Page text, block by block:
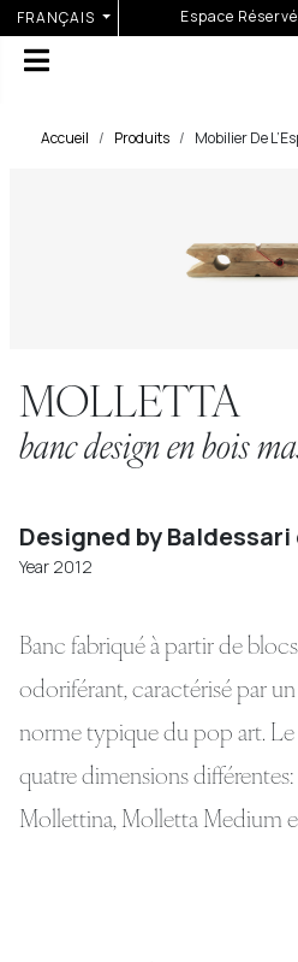
Sélectionnez votre langue
FRANÇAIS Espace Réservé
Accueil Produits Mobilier De
MOLLETTA
banc design en bois
Designed by
Year 2012
Banc fabriqué à partir de
odoriférant, caractérisé par
norme typique du pop art.
quatre dimensions
Mollettina, Molletta Medium